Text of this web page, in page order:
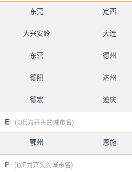
东莞 定西
大兴安岭 大连
东营 德州
德阳 达州
德宏 迪庆
E (以E为开头的城市名)
鄂州 恩施
F (以F为开头的城市名)